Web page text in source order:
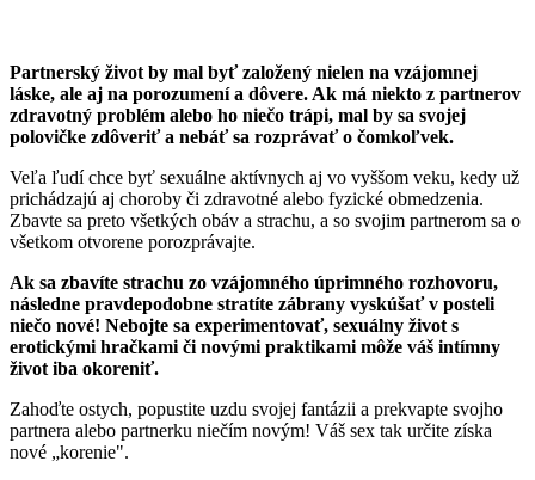
Partnerský život by mal byť založený nielen na vzájomnej
láske, ale aj na porozumení a dôvere. Ak má niekto z partnerov
zdravotný problém alebo ho niečo trápi, mal by sa svojej
polovičke zdôveriť a nebáť sa rozprávať o čomkoľvek.
Veľa ľudí chce byť sexuálne aktívnych aj vo vyššom veku, kedy už
prichádzajú aj choroby či zdravotné alebo fyzické obmedzenia.
Zbavte sa preto všetkých obáv a strachu, a so svojim partnerom sa o
všetkom otvorene porozprávajte.
Ak sa zbavíte strachu zo vzájomného úprimného rozhovoru,
následne pravdepodobne stratíte zábrany vyskúšať v posteli
niečo nové! Nebojte sa experimentovať, sexuálny život s
erotickými hračkami či novými praktikami môže váš intímny
život iba okoreniť.
Zahoďte ostych, popustite uzdu svojej fantázii a prekvapte svojho
partnera alebo partnerku niečím novým! Váš sex tak určite získa
nové „korenie".